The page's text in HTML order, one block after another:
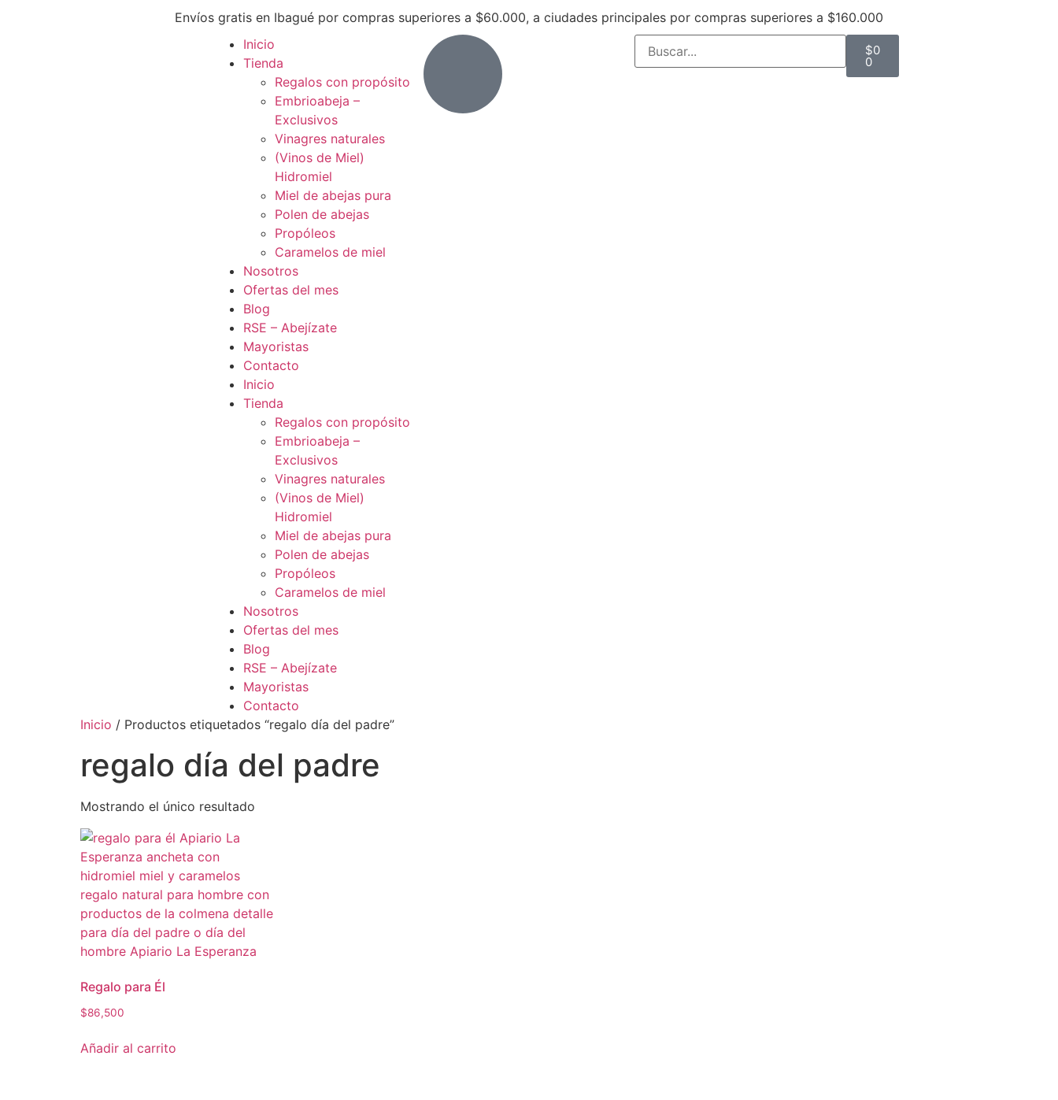
Envíos gratis en Ibagué por compras superiores a $60.000, a ciudades principales por compras superiores a $160.000
Inicio
Tienda
Regalos con propósito
Embrioabeja –
Exclusivos
Vinagres naturales
(Vinos de Miel)
Hidromiel
Miel de abejas pura
Polen de abejas
Propóleos
Caramelos de miel
Nosotros
Ofertas del mes
Blog
RSE – Abejízate
Mayoristas
Contacto
Inicio
Tienda
Regalos con propósito
Embrioabeja –
Exclusivos
Vinagres naturales
(Vinos de Miel)
Hidromiel
Miel de abejas pura
Polen de abejas
Propóleos
Caramelos de miel
Nosotros
Ofertas del mes
Blog
RSE – Abejízate
Mayoristas
Contacto
$0
0
Inicio / Productos etiquetados “regalo día del padre”
regalo día del padre
Mostrando el único resultado
Regalo para Él
$86,500
Añadir al carrito